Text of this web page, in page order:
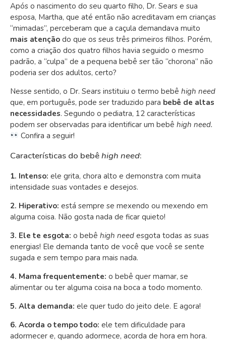
Após o nascimento do seu quarto filho, Dr. Sears e sua
esposa, Martha, que até então não acreditavam em crianças
“mimadas”, perceberam que a caçula demandava muito
mais atenção do que os seus três primeiros filhos. Porém,
como a criação dos quatro filhos havia seguido o mesmo
padrão, a “culpa” de a pequena bebê ser tão “chorona” não
poderia ser dos adultos, certo?
Nesse sentido, o Dr. Sears instituiu o termo bebê high need
que, em português, pode ser traduzido para bebê de altas
necessidades. Segundo o pediatra, 12 características
podem ser observadas para identificar um bebê high need.
Confira a seguir!
Características do bebêhigh need:
1. Intenso: ele grita, chora alto e demonstra com muita
intensidade suas vontades e desejos.
2. Hiperativo: está sempre se mexendo ou mexendo em
alguma coisa. Não gosta nada de ficar quieto!
3. Ele te esgota: o bebê high need esgota todas as suas
energias! Ele demanda tanto de você que você se sente
sugada e sem tempo para mais nada.
4. Mama frequentemente: o bebê quer mamar, se
alimentar ou ter alguma coisa na boca a todo momento.
5. Alta demanda: ele quer tudo do jeito dele. E agora!
6. Acorda o tempo todo: ele tem dificuldade para
adormecer e, quando adormece, acorda de hora em hora.